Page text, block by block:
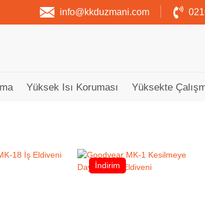
info@kkduzmani.com
Yüksek Isı Koruması Yüksekte
İndirim